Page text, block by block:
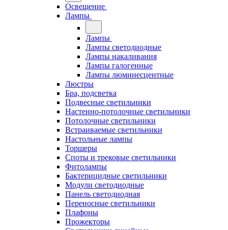
Освещение
Лампы
Лампы
Лампы светодиодные
Лампы накаливания
Лампы галогенные
Лампы люминесцентные
Люстры
Бра, подсветка
Подвесные светильники
Настенно-потолочные светильники
Потолочные светильники
Встраиваемые светильники
Настольные лампы
Торшеры
Споты и трековые светильники
Фитолампы
Бактерицидные светильники
Модули светодиодные
Панель светодиодная
Переносные светильники
Плафоны
Прожекторы